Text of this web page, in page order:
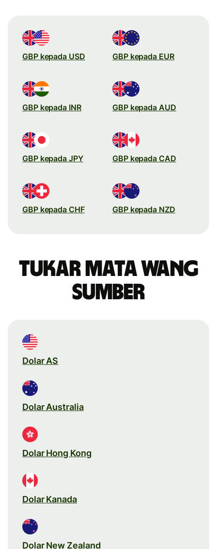
GBP kepada USD GBP kepada EUR
GBP kepada INR GBP kepada AUD
GBP kepada JPY GBP kepada CAD
GBP kepada CHF GBP kepada NZD
Tukar mata wang
sumber
Dolar AS
Dolar Australia
Dolar Hong Kong
Dolar Kanada
Dolar New Zealand